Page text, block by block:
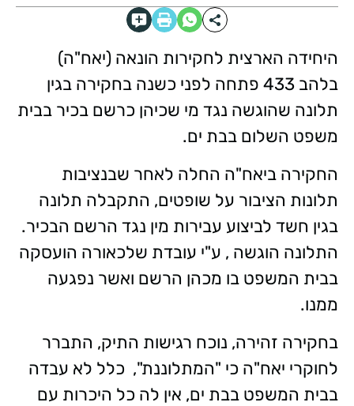
היחידה הארצית לחקירות הונאה (יאח"ה)
בלהב 433 פתחה לפני כשנה בחקירה בגין
תלונה שהוגשה נגד מי שכיהן כרשם בכיר בבית
משפט השלום בבת ים.
החקירה ביאח"ה החלה לאחר שבנציבות
תלונות הציבור על שופטים, התקבלה תלונה
בגין חשד לביצוע עבירות מין נגד הרשם הבכיר.
התלונה הוגשה , ע"י עובדת שלכאורה הועסקה
בבית המשפט בו מכהן הרשם ואשר נפגעה
ממנו.
בחקירה זהירה, נוכח רגישות התיק, התברר
לחוקרי יאח"ה כי "המתלוננת", כלל לא עבדה
בבית המשפט בבת ים, אין לה כל היכרות עם